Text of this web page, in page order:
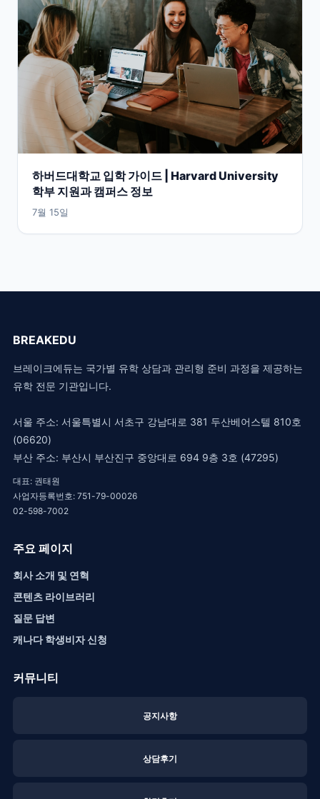
하버드대학교 입학 가이드 | Harvard University
학부 지원과 캠퍼스 정보
7월 15일
BREAKEDU
브레이크에듀는 국가별 유학 상담과 관리형 준비 과정을 제공하는
유학 전문 기관입니다.
서울 주소: 서울특별시 서초구 강남대로 381 두산베어스텔 810호
(06620)
부산 주소: 부산시 부산진구 중앙대로 694 9층 3호 (47295)
대표: 권태원
사업자등록번호: 751-79-00026
02-598-7002
주요 페이지
회사 소개 및 연혁
콘텐츠 라이브러리
질문 답변
캐나다 학생비자 신청
커뮤니티
공지사항
상담후기